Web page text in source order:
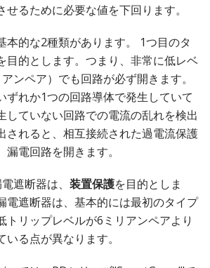
るために必要な値を下回ります。
本的な2種類があります。 1つ目のタ
目的とします。つまり、非常に低レベ
ンペア）でも回路が必ず開きます。
ずれか1つの回路導体で発生していて
していない回路での電流の乱れを検出
されると、相互接続された過電流保護
電回路を開きます。
遮断器は、 装置保護を目的としま
電遮断器は、基本的には最初のタイプ
トリップレベルが6ミリアンペアより
る点が異なります。